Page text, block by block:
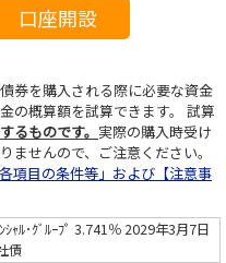
口座開設
券を購入される際に必要な資金
の概算額を試算できます。
試算
るものです。 実際の購入時受け
せんので、ご注意ください。
項目の条件等」および【注意事
ｼｬﾙ･ｸﾞﾙｰﾌﾟ 3.741％ 2029年3月7日
債